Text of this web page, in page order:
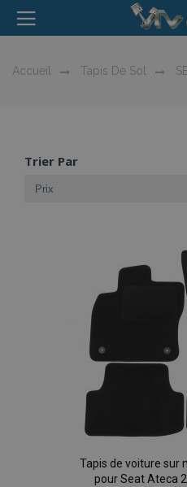
Accueil Tapis De Sol
Trier Par
Tapis de voiture sur
pour Seat Ateca